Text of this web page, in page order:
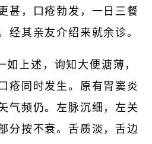
甚，口疮勃发，一日三餐
经其亲友介绍来就余诊。
如上述，询知大便溏薄，
疮同时发生。原有胃窦炎
气频仍。左脉沉细，左关
分按不衰。舌质淡，舌边